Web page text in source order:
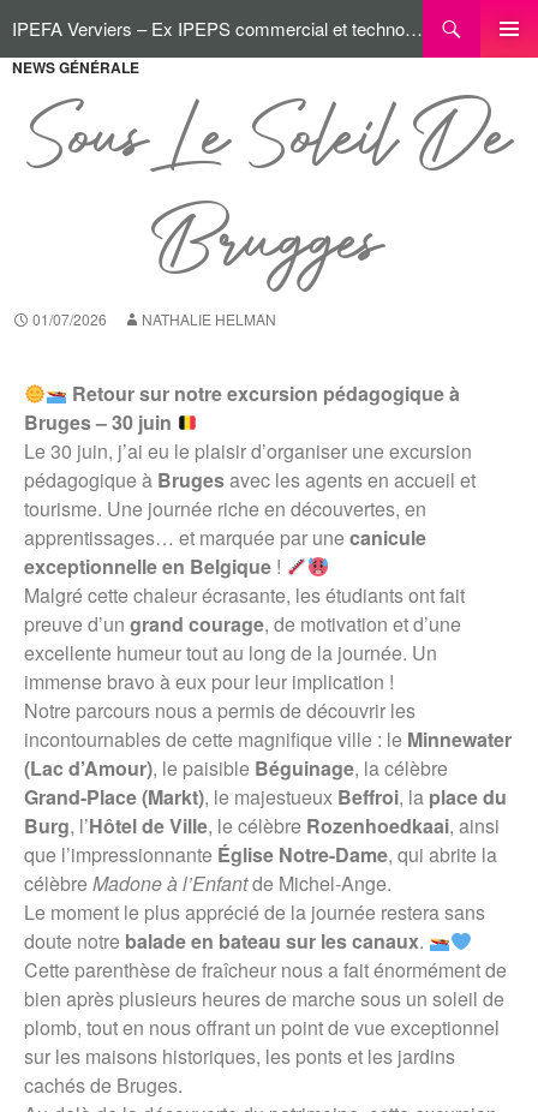
IPEFA Verviers – Ex IPEPS commercial et technologique
NEWS GÉNÉRALE
Sous Le Soleil De
Brugges
01/07/2026 NATHALIE HELMAN
Retour sur notre excursion pédagogique à
Bruges – 30 juin
Le 30 juin, j’ai eu le plaisir d’organiser une excursion
pédagogique à Brugesavec les agents en accueil et
tourisme. Une journée riche en découvertes, en
apprentissages… et marquée par unecanicule
exceptionnelle en Belgique !
Malgré cette chaleur écrasante, les étudiants ont fait
preuve d’un grand courage, de motivation et d’une
excellente humeur tout au long de la journée. Un
immense bravo à eux pour leur implication !
Notre parcours nous a permis de découvrir les
incontournables de cette magnifique ville : le Minnewater
(Lac d’Amour), le paisible Béguinage, la célèbre
Grand-Place (Markt), le majestueux Beffroi, la place du
Burg, l’Hôtel de Ville, le célèbre Rozenhoedkaai, ainsi
que l’impressionnante Église Notre-Dame, qui abrite la
célèbreMadone à l’Enfantde Michel-Ange.
Le moment le plus apprécié de la journée restera sans
doute notre balade en bateau sur les canaux.
Cette parenthèse de fraîcheur nous a fait énormément de
bien après plusieurs heures de marche sous un soleil de
plomb, tout en nous offrant un point de vue exceptionnel
sur les maisons historiques, les ponts et les jardins
cachés de Bruges.